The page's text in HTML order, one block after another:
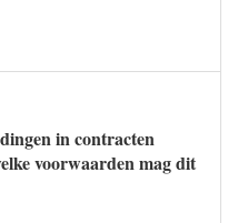
in contracten
voorwaarden mag dit